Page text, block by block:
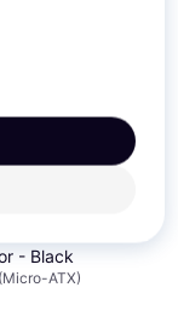
- Black
ATX)